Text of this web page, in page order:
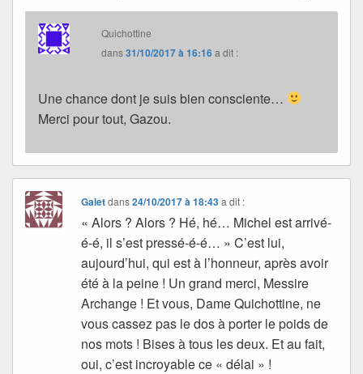
Quichottine
dans31/10/2017 à 16:16a dit :
Une chance dont je suis bien consciente…
Merci pour tout, Gazou.
Galetdans24/10/2017 à 18:43 a dit :
« Alors ? Alors ? Hé, hé… Michel est arrivé-
é-é, il s’est pressé-é-é… » C’est lui,
aujourd’hui, qui est à l’honneur, après avoir
été à la peine ! Un grand merci, Messire
Archange ! Et vous, Dame Quichottine, ne
vous cassez pas le dos à porter le poids de
nos mots ! Bises à tous les deux. Et au fait,
oui, c’est incroyable ce « délai » !